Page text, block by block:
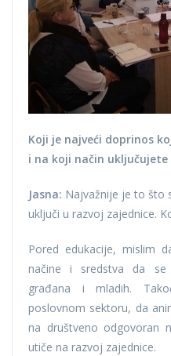
Koji je najveći doprinos
i na koji način
Jasna: Najvažnije je to što
uključi u razvoj zajednice.
Pored edukacije, mislim
načine i sredstva da se
građana i mladih.
poslovnom sektoru, da
na društveno odgovoran
utiče na razvoj zajednice.